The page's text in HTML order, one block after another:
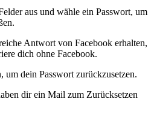
aus und wähle ein Passwort, um
Antwort von Facebook erhalten,
dich ohne Facebook.
dein Passwort zurückzusetzen.
dir ein Mail zum Zurücksetzen